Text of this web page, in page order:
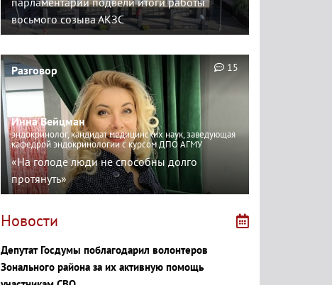
восьмого созыва АКЗС
Разговор
Инна Вейцман
эндокринолог, кандидат медицинских наук, заведующая
кафедрой эндокринологии с курсом ДПО АГМУ
«На голоде люди не способны долго
протянуть»
15
Новости
Депутат Госдумы поблагодарил волонтеров
Зонального района за их активную помощь